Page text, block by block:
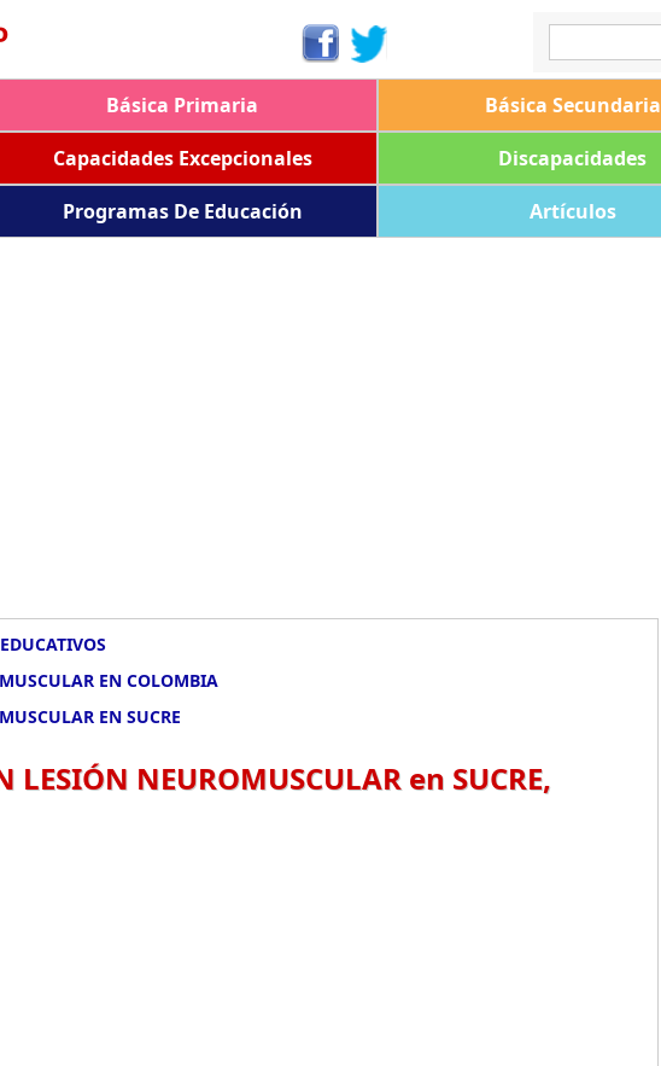
Básica Primaria Básica Secundaria
Capacidades Excepcionales Discapacidades
Programas De Educación Artículos
EN COLOMBIA
EN SUCRE
LESIÓN NEUROMUSCULAR en SUCRE,